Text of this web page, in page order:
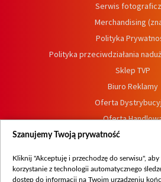
Serwis
Merchandising
Polityka
Polityka przeciwdziałania
Sklep TVP
Biuro Reklamy
Oferta
Oferta
Dostępność
Procedura zgłoszeń
Szanujemy Twoją prywatność
Kliknij "Akceptuję i przechodzę do serwisu",
korzystanie z technologii automatycznego
dostęp do informacji na Twoim urządzeniu